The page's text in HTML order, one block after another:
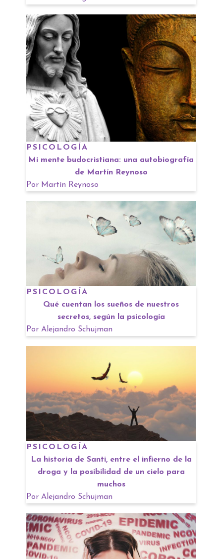
PSICOLOGÍA
Mi mente budocristiana: una autobiografía
de Martín Reynoso
Por Martín Reynoso
PSICOLOGÍA
Qué cuentan los sueños de nuestros
secretos, según la psicología
Por Alejandro Schujman
PSICOLOGÍA
La historia de Santi, entre el infierno de la
droga y la posibilidad de un cielo para
muchos
Por Alejandro Schujman